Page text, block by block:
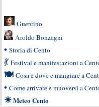
Guercino
Aroldo Bonzagni
• Storia di Cento
💃 Festival e manifestazioni a
🍽 Cosa e dove e mangiare a
• Come arrivare e muoversi a
☀Meteo Cento